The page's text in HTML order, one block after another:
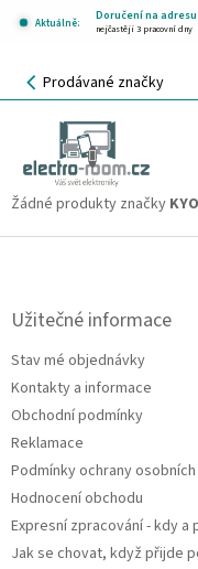
Aktuálně:
Doručení na adresu
nejčastěji 3 pracovní dny
NÁKUPNÍ
KOŠÍK
Prodávané značky
Žádné produkty značky KYO
Z
Užitečné informace
Stav mé objednávky
Kontakty a informace
Obchodní podmínky
Reklamace
Podmínky ochrany osobních
Hodnocení obchodu
Expresní zpracování - kdy a
Jak se chovat, když přijde